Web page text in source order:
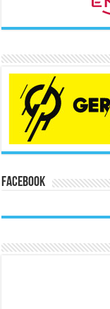
Facebook